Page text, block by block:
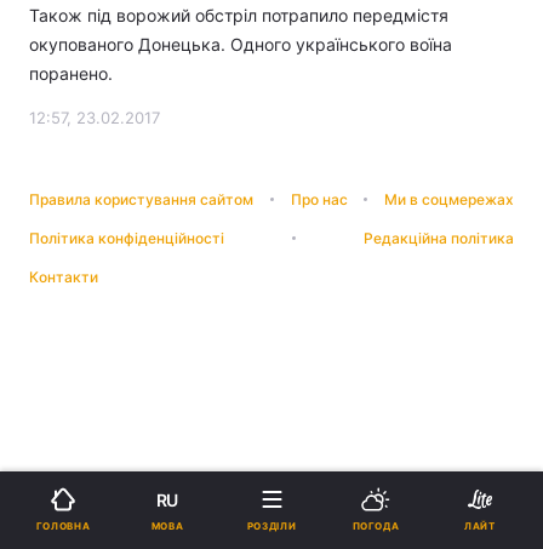
Також під ворожий обстріл потрапило передмістя
окупованого Донецька. Одного українського воїна
поранено.
12:57, 23.02.2017
Правила користування сайтом Про нас Ми в соцмережах
Політика конфіденційності Редакційна політика
Контакти
ГОЛОВНА
RU
МОВА РОЗДІЛИ ПОГОДА ЛАЙТ